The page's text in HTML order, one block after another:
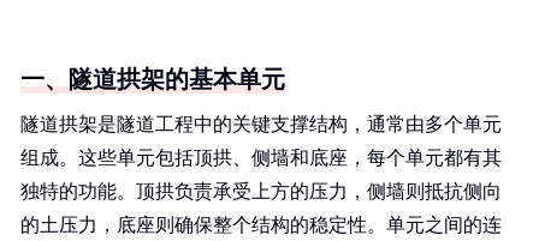
一、隧道拱架的基本单元
隧道拱架是隧道工程中的关键支撑结构，通常由多个单元
组成。这些单元包括顶拱、侧墙和底座，每个单元都有其
独特的功能。顶拱负责承受上方的压力，侧墙则抵抗侧向
的土压力，底座则确保整个结构的稳定性。单元之间的连